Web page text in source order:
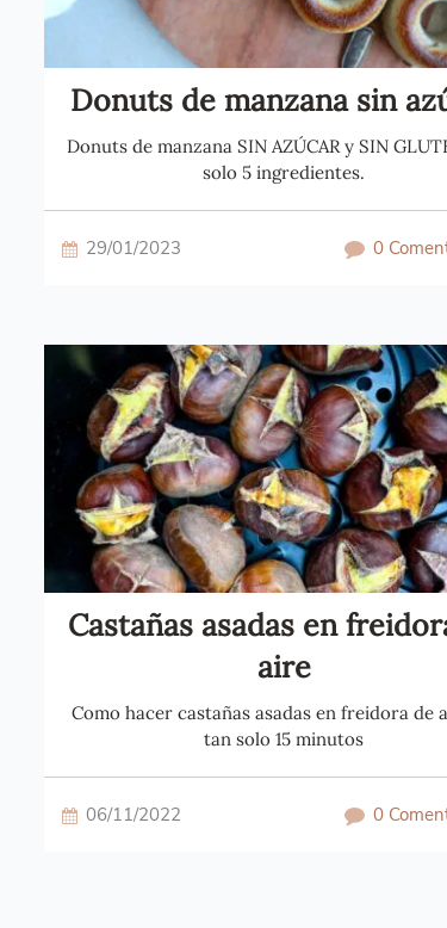
Donuts de manzana sin
Donuts de manzana SIN AZÚCAR y SIN
solo 5 ingredientes.
29/01/2023 0
Castañas asadas en
aire
Como hacer castañas asadas en freidora de
tan solo 15 minutos
06/11/2022 0